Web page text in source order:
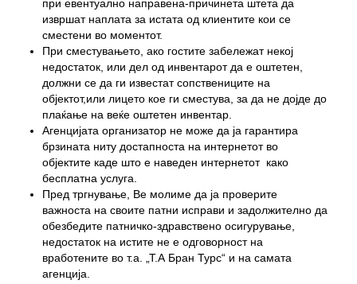
при евентуално направена-причинета штета да
извршат наплата за истата од клиентите кои се
сместени во моментот.
При сместувањето, ако гостите забележат некој
недостаток, или дел од инвентарот да е оштетен,
должни се да ги известат сопствениците на
објектот,или лицето кое ги сместува, за да не дојде до
плаќање на веќе оштетен инвентар.
Агенцијата организатор не може да ја гарантира
брзината ниту достапноста на интернетот во
објектите каде што е наведен интернетот како
бесплатна услуга.
Пред тргнување, Ве молиме да ја проверите
важноста на своите патни исправи и задолжително да
обезбедите патничко-здравствено осигурување,
недостаток на истите не е одговорност на
вработените во т.а. „Т.А Бран Турс“ и на самата
агенција.